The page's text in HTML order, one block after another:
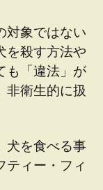
対象ではない
を殺す方法や
も「違法」が
非衛生的に扱
犬を食べる事
ティー・フィ